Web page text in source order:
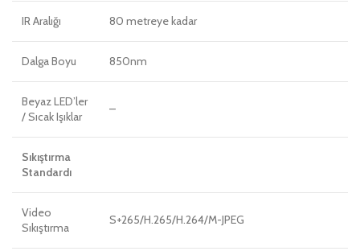
IR Aralığı 80 metreye kadar
Dalga Boyu 850nm
Beyaz LED’ler
/ Sıcak Işıklar
–
Sıkıştırma
Standardı
Video
Sıkıştırma
S+265/H.265/H.264/M-JPEG